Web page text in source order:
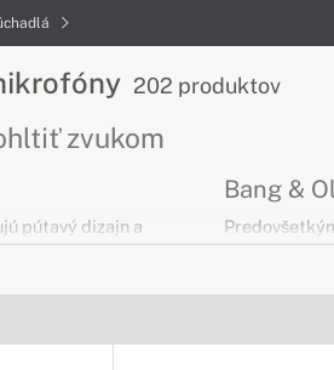
202 produktov
zvukom
pútavý dizajn a
poskytli
Bang &
dizajn,
Vychutnajte
dotykovým